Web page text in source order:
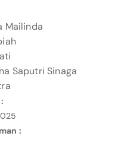
Mailinda
Saputri Sinaga
: